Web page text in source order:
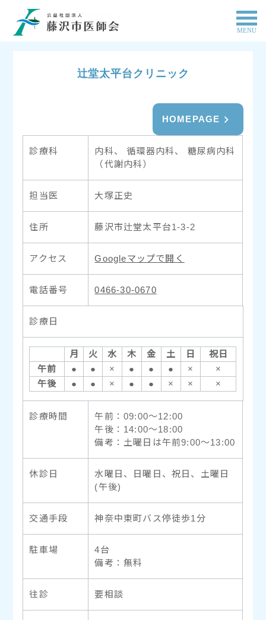
MENU
辻堂太平台クリニック
HOMEPAGE
診療科
内科、 循環器内科、 糖尿病内科
（代謝内科）
担当医 大塚正史
住所 藤沢市辻堂太平台1-3-2
アクセス Googleマップで開く
電話番号 0466-30-0670
診療日
月 火 水 木 金 土 日
祝日
午前
● ● × ● ● ● ×
×
午後
● ● × ● ● × × ×
診療時間
午前：09:00〜12:00
午後：14:00〜18:00
備考：土曜日は午前9:00〜13:00
休診日
水曜日、日曜日、祝日、土曜日
(午後)
交通手段 神奈中東町バス停徒歩1分
駐車場
4台
備考：無料
往診 要相談